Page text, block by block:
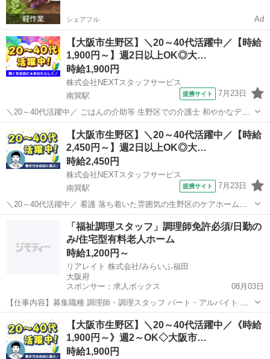
シェアフル Ad
【大阪市生野区】＼20～40代活躍中／【時給
1,900円～】週2日以上OK◎大…
時給1,900円
株式会社NEXTスタッフサービス
南巽駅
提携サイト 7月23日
＼20～40代活躍中／ ごはんの介助等 生野区での介護士 和やかなデイ
サービス *✅小さいお子様がいても安心!20～50代の主婦/主夫さんも活
躍中* *✅日勤のみ/土日祝日休み/週2日～* *✅来社不要でお仕事紹介で
きる...
大阪 大阪市 南巽駅 介護
【大阪市生野区】＼20～40代活躍中／【時給
2,450円～】週2日以上OK◎大…
時給2,450円
株式会社NEXTスタッフサービス
南巽駅
提携サイト 7月23日
＼20～40代活躍中／ 看護 落ち着いた雰囲気の生野区のケアホーム
【アピールポイント】 *⏩最短3日でお仕事開始!スピーディーでスムー
ズな転職* *⏩お仕事にブランクのある方も積極採用中* *⏩シフト制で
週2日～OK*...
南巽駅 介護
「福祉調理スタッフ」調理師免許必須/日勤の
み/住宅型有料老人ホーム
時給1,200円～
リアレイト 株式会社/みらいふ福田
大阪府
スポンサー：求人ボックス
08月03日
【仕事内容】募集職種 調理師・調理スタッフ パート・アルバイト 仕
事内容 調理、清掃・整頓 給与・手当 <給与> 時給1,200円〜 <手当>
交通費支給:実費(上限あり) 資格 有資格者歓迎:介護福祉士、実務者研
修(旧ヘルパー1...
アルバイト・パート
【大阪市生野区】＼20～40代活躍中／《時給
1,900円～》週2～OK◇大阪市…
時給1,900円